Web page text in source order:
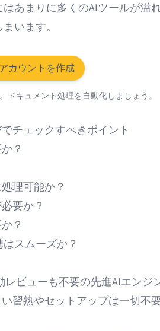
あまりに多くのAIツールが溢
います。
カウントを作成
ドキュメント処理を自動化しましょう。
チェックすべきポイント
？
理可能か？
要か？
？
スムーズか？
ビューも不要の先進AIエンジ
習熟やセットアップは一切不